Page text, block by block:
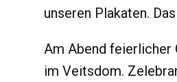
unseren Plakaten.
Am Abend feierlicher
im Veitsdom.